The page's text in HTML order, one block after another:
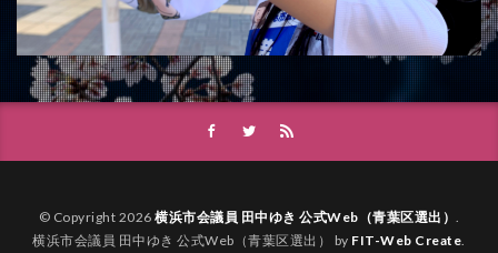
© Copyright 2026 横浜市会議員 田中ゆき 公式Web（青葉区選出） .
横浜市会議員 田中ゆき 公式Web（青葉区選出） by FIT-Web Create.